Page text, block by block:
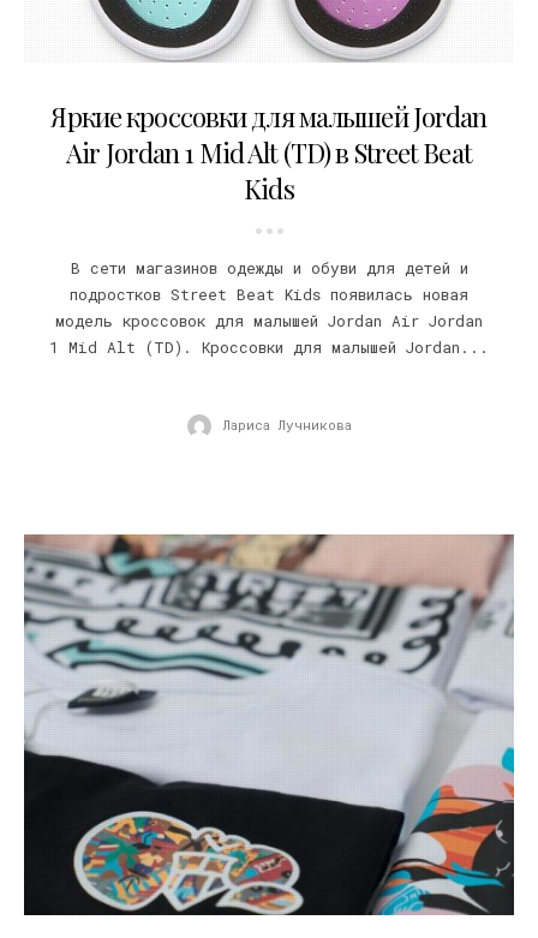
Яркие кроссовки для малышей Jordan
Air Jordan 1 Mid Alt (TD) в Street Beat
Kids
В сети магазинов одежды и обуви для детей и
подростков Street Beat Kids появилась новая
модель кроссовок для малышей Jordan Air Jordan
1 Mid Alt (TD). Кроссовки для малышей Jordan...
Лариса Лучникова